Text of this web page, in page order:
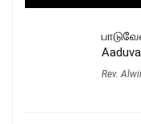
Rev.